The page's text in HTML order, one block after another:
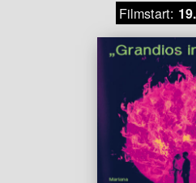
Filmstart: